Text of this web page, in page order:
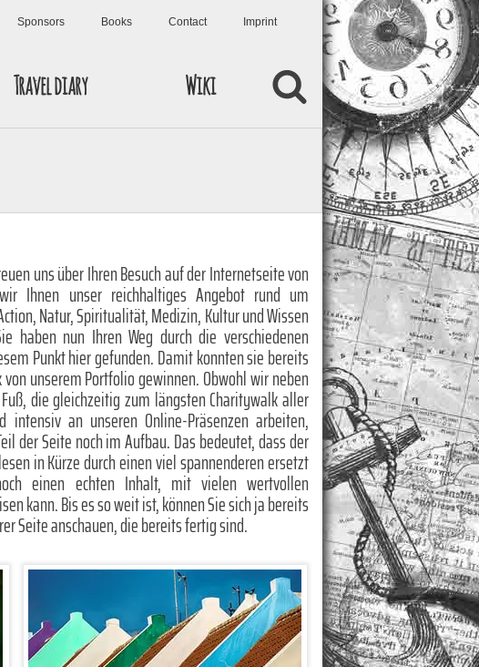
Sponsors Books Contact Imprint
Travel diary Wiki
uns über Ihren Besuch auf der Internetseite von
Ihnen unser reichhaltiges Angebot rund um
Natur, Spiritualität, Medizin, Kultur und Wissen
haben nun Ihren Weg durch die verschiedenen
Punkt hier gefunden. Damit konnten sie bereits
unserem Portfolio gewinnen. Obwohl wir neben
die gleichzeitig zum längsten Charitywalk aller
an unseren Online-Präsenzen arbeiten,
der Seite noch im Aufbau. Das bedeutet, dass der
in Kürze durch einen viel spannenderen ersetzt
einen echten Inhalt, mit vielen wertvollen
kann. Bis es so weit ist, können Sie sich ja bereits
Seite anschauen, die bereits fertig sind.